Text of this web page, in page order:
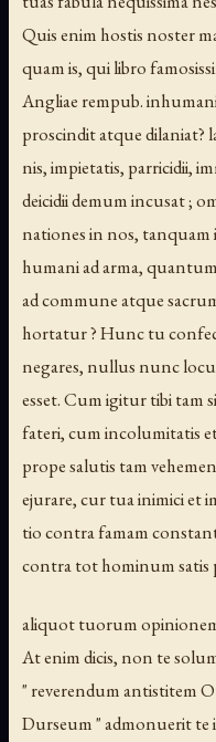
Quis enim hostis noster
quam is, qui libro
Angliae rempub.
proscindit atque dilaniat?
nis, impietatis, parricidii,
deicidii demum incusat ;
nationes in nos, tanquam
humani ad arma,
ad commune atque
hortatur ? Hunc tu
negares, nullus nunc
esset. Cum igitur tibi tam
fateri, cum incolumitatis
prope salutis tam
ejurare, cur tua inimici et
tio contra famam
contra tot hominum satis
aliquot tuorum
At enim dicis, non te
" reverendum antistitem
Durseum " admonuerit te